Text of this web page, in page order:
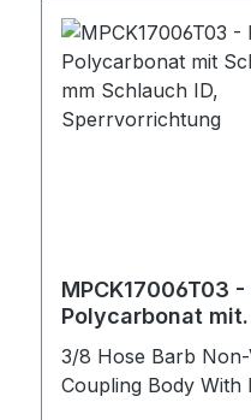
MPCK17006T03
Polycarbonat mit
Schlauch ID,
3/8 Hose Barb Non-
Coupling Body With